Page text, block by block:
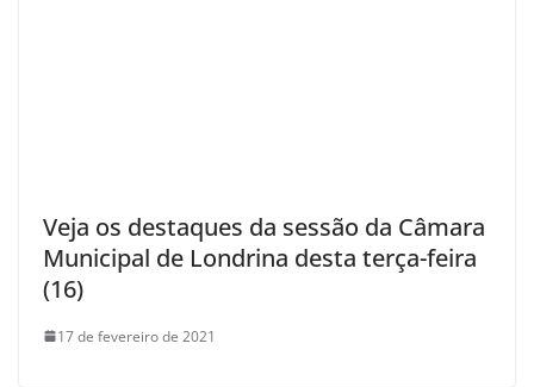
Veja os destaques da sessão da Câmara
Municipal de Londrina desta terça-feira
(16)
17 de fevereiro de 2021